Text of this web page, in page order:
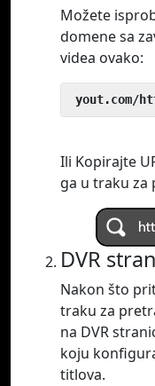
Možete
domene sa
videa ovako:
yout.com/
Ili Kopirajte
ga u traku za
DVR
Nakon što
traku za
na DVR
koju
titlova.